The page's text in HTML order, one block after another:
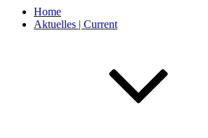
Home
Aktuelles | Current